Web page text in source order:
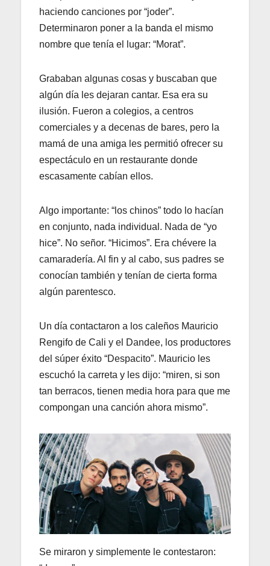
haciendo canciones por “joder”.
Determinaron poner a la banda el mismo
nombre que tenía el lugar: “Morat”.
Grababan algunas cosas y buscaban que
algún día les dejaran cantar. Esa era su
ilusión. Fueron a colegios, a centros
comerciales y a decenas de bares, pero la
mamá de una amiga les permitió ofrecer su
espectáculo en un restaurante donde
escasamente cabían ellos.
Algo importante: “los chinos” todo lo hacían
en conjunto, nada individual. Nada de “yo
hice”. No señor. “Hicimos”. Era chévere la
camaradería. Al fin y al cabo, sus padres se
conocían también y tenían de cierta forma
algún parentesco.
Un día contactaron a los caleños Mauricio
Rengifo de Cali y el Dandee, los productores
del súper éxito “Despacito”. Mauricio les
escuchó la carreta y les dijo: “miren, si son
tan berracos, tienen media hora para que me
compongan una canción ahora mismo”.
Se miraron y simplemente le contestaron: